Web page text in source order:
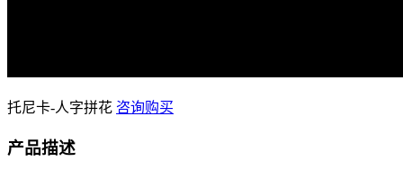
托尼卡-人字拼花 咨询购买
产品描述